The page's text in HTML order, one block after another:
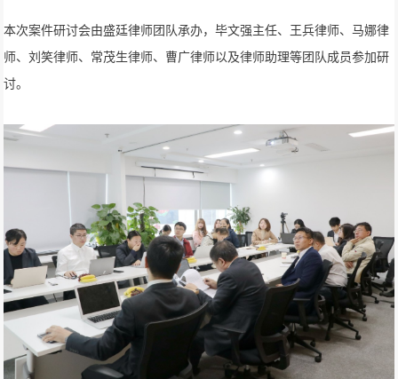
本次案件研讨会由盛廷律师团队承办，毕文强主任、王兵律师、马娜律
师、刘笑律师、常茂生律师、曹广律师以及律师助理等团队成员参加研
讨。